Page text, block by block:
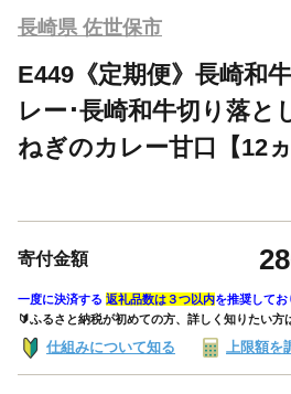
長崎県 佐世保市
E449《定期便》長崎和
レー･長崎和牛切り落と
ねぎのカレー甘口【12
寄付金額
一度に決済する 返礼品数は３つ以内を推奨してお
🔰ふるさと納税が初めての方、詳しく知りたい方
仕組みについて知る 上限額を